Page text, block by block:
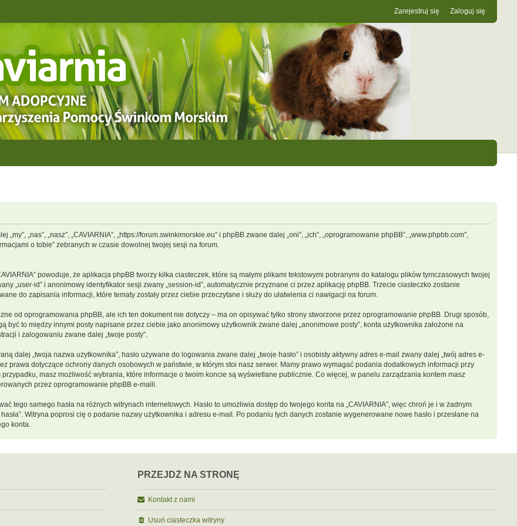
Zaloguj się
Zarejestruj się
„nas”, „nasz”, „CAVIARNIA”, „https://forum.swinkimorskie.eu” i phpBB zwane dalej „oni”, „ich”, „oprogramowanie phpBB”, „www.phpbb.com”,
o tobie” zebranych w czasie dowolnej twojej sesji na forum.
powoduje, że aplikacja phpBB tworzy kilka ciasteczek, które są małymi plikami tekstowymi pobranymi do katalogu plików tymczasowych twojej
„user-id” i anonimowy identyfikator sesji zwany „session-id”, automatycznie przyznane ci przez aplikację phpBB. Trzecie ciasteczko zostanie
do zapisania informacji, które tematy zostały przez ciebie przeczytane i służy do ułatwienia ci nawigacji na forum.
od oprogramowania phpBB, ale ich ten dokument nie dotyczy – ma on opisywać tylko strony stworzone przez oprogramowanie phpBB. Drugi sposób,
być to między innymi posty napisane przez ciebie jako anonimowy użytkownik zwane dalej „anonimowe posty”, konta użytkownika założone na
i zalogowaniu zwane dalej „twoje posty”.
dalej „twoja nazwa użytkownika”, hasło używane do logowania zwane dalej „twoje hasło” i osobisty aktywny adres e-mail zwany dalej „twój adres e-
prawa dotyczące ochrony danych osobowych w państwie, w którym stoi nasz serwer. Mamy prawo wymagać podania dodatkowych informacji przy
masz możliwość wybrania, które informacje o twoim koncie są wyświetlane publicznie. Co więcej, w panelu zarządzania kontem masz
przez oprogramowanie phpBB e-maili.
tego samego hasła na różnych witrynach internetowych. Hasło to umożliwia dostęp do twojego konta na „CAVIARNIA”, więc chroń je i w żadnym
Witryna poprosi cię o podanie nazwy użytkownika i adresu e-mail. Po podaniu tych danych zostanie wygenerowane nowe hasło i przesłane na
konta.
PRZEJDŹ NA STRONĘ
Kontakt z nami
Usuń ciasteczka witryny